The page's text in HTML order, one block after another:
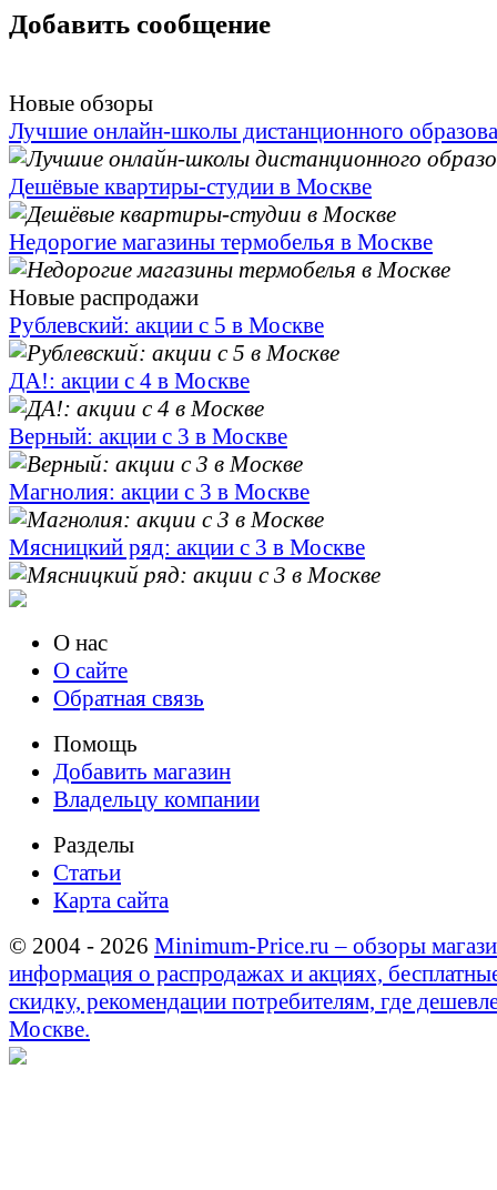
Добавить сообщение
Новые обзоры
Лучшие онлайн-школы дистанционного
Дешёвые квартиры-студии в Москве
Недорогие магазины термобелья в Москве
Новые распродажи
Рублевский: акции с 5 в Москве
ДА!: акции с 4 в Москве
Верный: акции с 3 в Москве
Магнолия: акции с 3 в Москве
Мясницкий ряд: акции с 3 в Москве
О нас
О сайте
Обратная связь
Помощь
Добавить магазин
Владельцу компании
Разделы
Статьи
Карта сайта
© 2004 - 2026 Minimum-Price.ru – обзоры
информация о распродажах и акциях,
скидку, рекомендации потребителям, где
Москве.